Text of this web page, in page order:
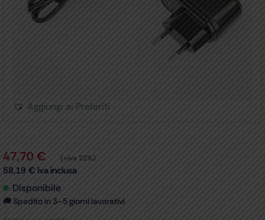
Aggiungi ai Preferiti
47,70 € (+iva 22%)
58,19 € iva inclusa
Disponibile
🚚 Spedito in 3–5 giorni lavorativi